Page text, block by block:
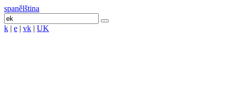
spanělština
k | e | vk | UK